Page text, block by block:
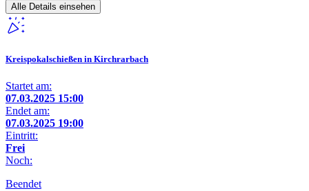
Alle Details einsehen
Kreispokalschießen in Kirchrarbach
Startet am:
07.03.2025 15:00
Endet am:
07.03.2025 19:00
Eintritt:
Frei
Noch:
Beendet